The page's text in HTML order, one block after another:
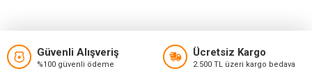
Güvenli Alışveriş
%100 güvenli ödeme
Ücretsiz Kargo
2.500 TL üzeri kargo bedava